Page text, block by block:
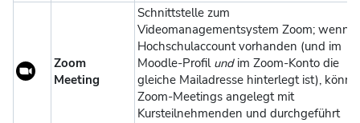
Zoom
Meeting
Schnittstelle zum
Videomanagementsystem Zoom; wenn
Hochschulaccount vorhanden (und im
Moodle-Profil undim Zoom-Konto die
gleiche Mailadresse hinterlegt ist),
Zoom-Meetings angelegt mit
Kursteilnehmenden und durchgeführt